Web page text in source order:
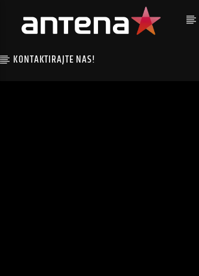
KONTAKTIRAJTE NAS!